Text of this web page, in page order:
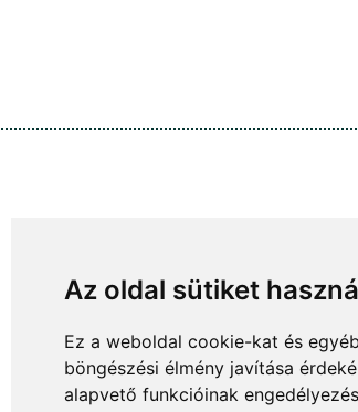
Az oldal sütiket
Ez a weboldal cookie-kat és
böngészési élmény javítása
alapvető funkcióinak